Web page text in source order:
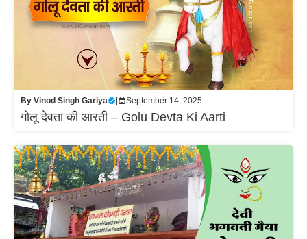
By Vinod Singh Gariya | September 14, 2025
गोलू देवता की आरती – Golu Devta Ki Aarti